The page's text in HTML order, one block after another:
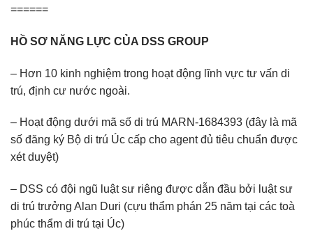
======
HỒ SƠ NĂNG LỰC CỦA DSS GROUP
– Hơn 10 kinh nghiệm trong hoạt động lĩnh vực tư vấn di
trú, định cư nước ngoài.
– Hoạt động dưới mã số di trú MARN-1684393 (đây là mã
số đăng ký Bộ di trú Úc cấp cho agent đủ tiêu chuẩn được
xét duyệt)
– DSS có đội ngũ luật sư riêng được dẫn đầu bởi luật sư
di trú trưởng Alan Duri (cựu thẩm phán 25 năm tại các toà
phúc thẩm di trú tại Úc)